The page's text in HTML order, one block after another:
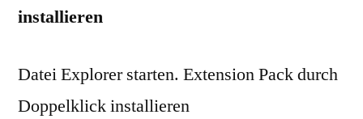
installieren
Datei Explorer starten. Extension Pack durch
Doppelklick installieren